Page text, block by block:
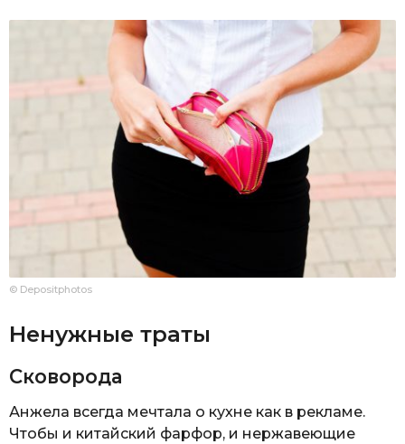
© Depositphotos
Ненужные траты
Сковорода
Анжела всегда мечтала о кухне как в рекламе.
Чтобы и китайский фарфор, и нержавеющие